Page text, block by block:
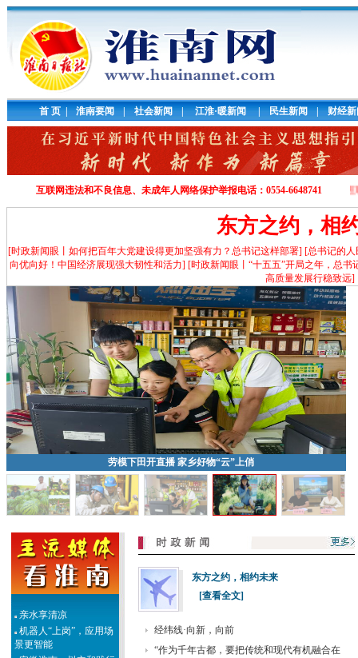
首 页 | 淮南要闻 | 社会新闻 | 江淮·暖新闻 | 民生新闻 | 财经新
互联网违法和不良信息、未成年人网络保护举报电话：0554-6648741淮南市互联
东方之约，相
[时政新闻眼丨如何把百年大党建设得更加坚强有力？总书记这样部署] [总书记的人
向优向好！中国经济展现强大韧性和活力] [时政新闻眼丨“十五五”开局之年，总
高质量发展行稳致远]
劳模下田开直播 家乡好物“云”上俏
2026年“港澳青年看祖
国安徽行”研学活动走进
寿县
机器人“上岗”，应用场
景更智能
安徽淮南：树立和践行
东方之约，相约未来
[查看全文]
经纬线·向新，向前
“作为千年古都，要把传统和现代有机融合在